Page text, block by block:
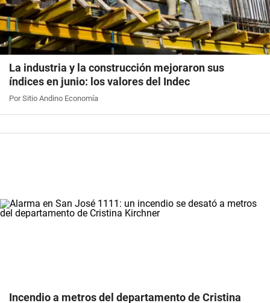
La industria y la construcción mejoraron sus
índices en junio: los valores del Indec
Por Sitio Andino Economía
Incendio a metros del departamento de Cristina